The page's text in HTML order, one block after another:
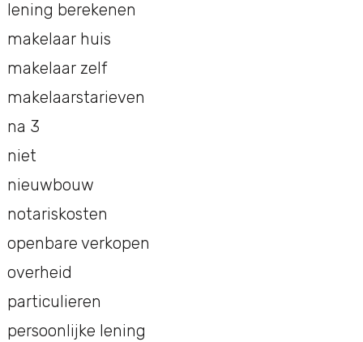
lening berekenen
makelaar huis
makelaar zelf
makelaarstarieven
na 3
niet
nieuwbouw
notariskosten
openbare verkopen
overheid
particulieren
persoonlijke lening